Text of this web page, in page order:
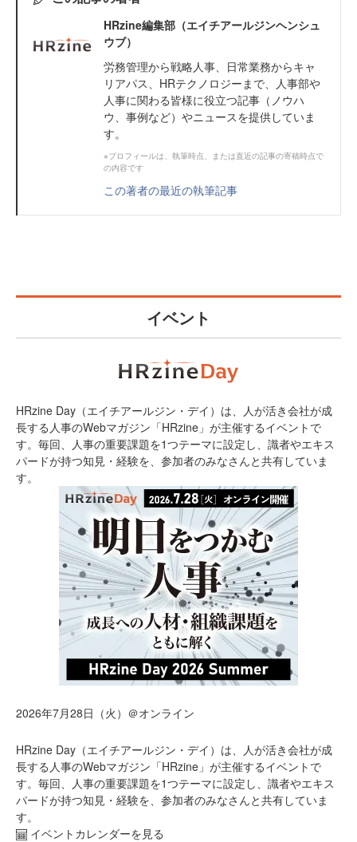
HRzine編集部（エイチアールジンヘンシュ
ウブ）
労務管理から戦略人事、日常業務からキャ
リアパス、HRテクノロジーまで、人事部や
人事に関わる皆様に役立つ記事（ノウハ
ウ、事例など）やニュースを提供していま
す。
※プロフィールは、執筆時点、または直近の記事の寄稿時点で
の内容です
この著者の最近の執筆記事
イベント
HRzine Day（エイチアールジン・デイ）は、人が活き会社が成
長する人事のWebマガジン「HRzine」が主催するイベントで
す。毎回、人事の重要課題を1つテーマに設定し、識者やエキス
パードが持つ知見・経験を、参加者のみなさんと共有していま
す。
2026年7月28日（火）＠オンライン
HRzine Day（エイチアールジン・デイ）は、人が活き会社が成
長する人事のWebマガジン「HRzine」が主催するイベントで
す。毎回、人事の重要課題を1つテーマに設定し、識者やエキス
パードが持つ知見・経験を、参加者のみなさんと共有していま
す。
イベントカレンダーを見る